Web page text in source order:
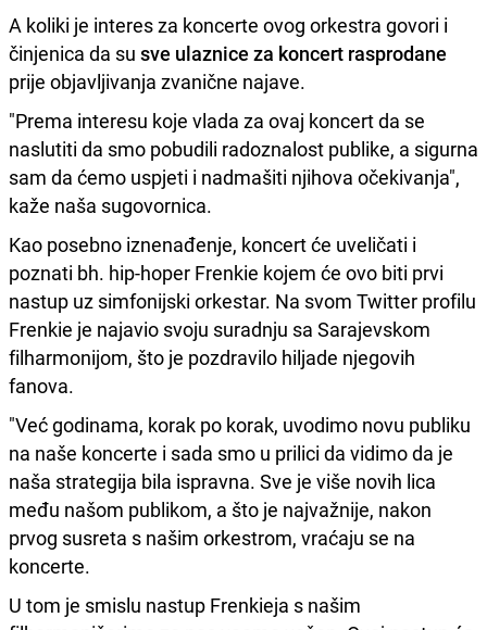
A koliki je interes za koncerte ovog orkestra govori i
činjenica da su sve ulaznice za koncert rasprodane
prije objavljivanja zvanične najave.
"Prema interesu koje vlada za ovaj koncert da se
naslutiti da smo pobudili radoznalost publike, a sigurna
sam da ćemo uspjeti i nadmašiti njihova očekivanja",
kaže naša sugovornica.
Kao posebno iznenađenje, koncert će uveličati i
poznati bh. hip-hoper Frenkie kojem će ovo biti prvi
nastup uz simfonijski orkestar. Na svom Twitter profilu
Frenkie je najavio svoju suradnju sa Sarajevskom
filharmonijom, što je pozdravilo hiljade njegovih
fanova.
"Već godinama, korak po korak, uvodimo novu publiku
na naše koncerte i sada smo u prilici da vidimo da je
naša strategija bila ispravna. Sve je više novih lica
među našom publikom, a što je najvažnije, nakon
prvog susreta s našim orkestrom, vraćaju se na
koncerte.
U tom je smislu nastup Frenkieja s našim